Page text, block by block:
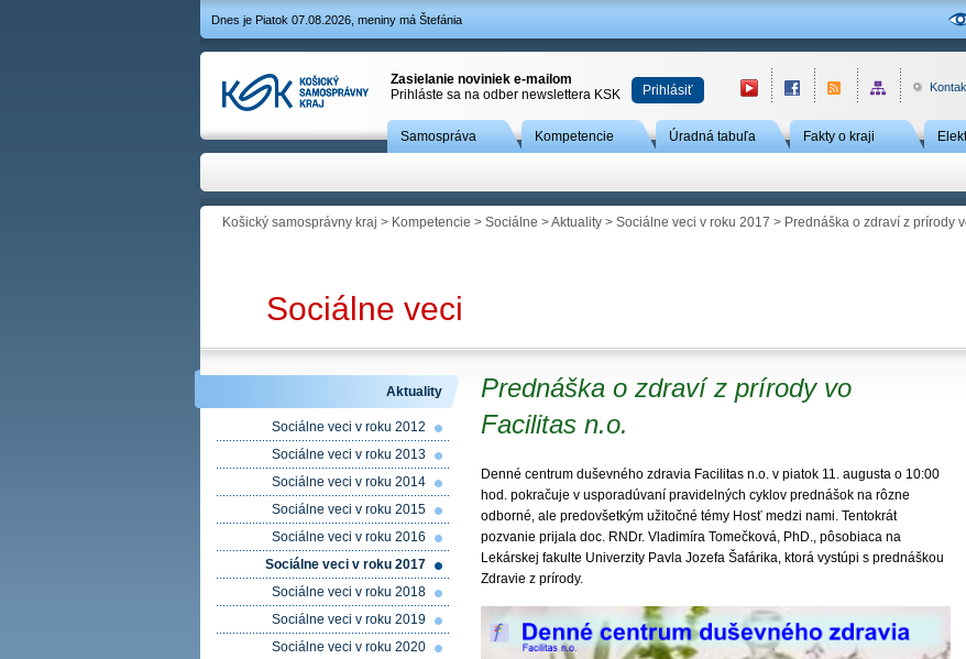
Dnes je Piatok 07.08.2026, meniny má Štefánia
Zasielanie noviniek e-mailom
Prihláste sa na odber newslettera KSK
Prihlásiť
Samospráva Kompetencie Úradná tabuľa Fakty o kraji
Košický samosprávny kraj > Kompetencie > Sociálne >Aktuality > Sociálne veci v roku 2017 > Prednáška o zdraví z prírody
Sociálne veci
Prednáška o zdraví z prírody vo
Facilitas n.o.
Denné centrum duševného zdravia Facilitas n.o. v piatok 11. augusta o 10:00
hod. pokračuje v usporadúvaní pravidelných cyklov prednášok na rôzne
odborné, ale predovšetkým užitočné témy Hosť medzi nami. Tentokrát
pozvanie prijala doc. RNDr. Vladimíra Tomečková, PhD., pôsobiaca na
Lekárskej fakulte Univerzity Pavla Jozefa Šafárika, ktorá vystúpi s prednáškou
Zdravie z prírody.
Aktuality
Sociálne veci v roku 2012
Sociálne veci v roku 2013
Sociálne veci v roku 2014
Sociálne veci v roku 2015
Sociálne veci v roku 2016
Sociálne veci v roku 2017
Sociálne veci v roku 2018
Sociálne veci v roku 2019
Sociálne veci v roku 2020